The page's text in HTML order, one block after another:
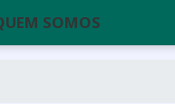
SOMOS